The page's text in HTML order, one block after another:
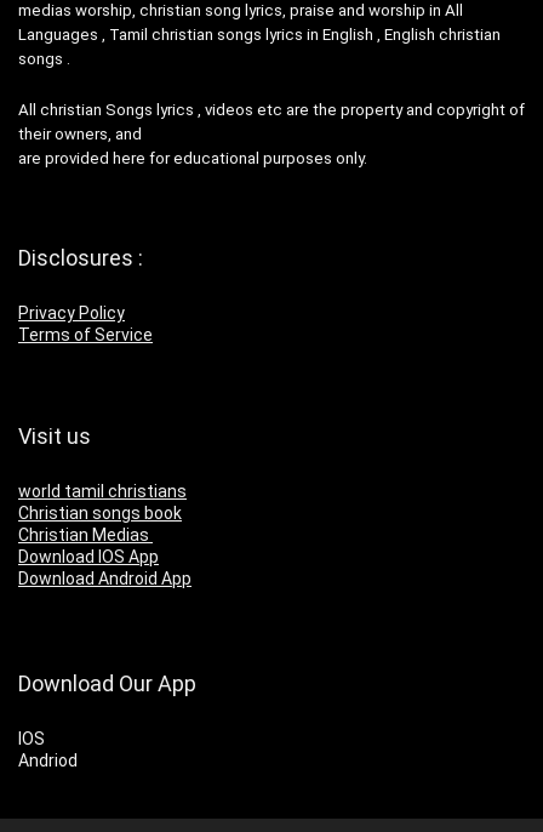
medias worship, christian song lyrics, praise and worship in All
Languages , Tamil christian songs lyrics in English , English christian
songs .
All christian Songs lyrics , videos etc are the property and copyright of
their owners, and
are provided here for educational purposes only.
Disclosures :
Privacy Policy
Terms of Service
Visit us
world tamil christians
Christian songs book
Christian Medias
Download IOS App
Download Android App
Download Our App
IOS
Andriod